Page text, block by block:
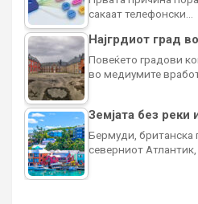
сакаат телефонски…
Најгрдиот град
Повеќето градови
во медиумите
Земјата без реки
Бермуди, британска
северниот